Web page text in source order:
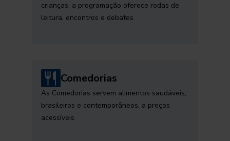
crianças, a programação oferece rodas de
leitura, encontros e debates
Comedorias
As Comedorias servem alimentos saudáveis,
brasileiros e contemporâneos, a preços
acessíveis